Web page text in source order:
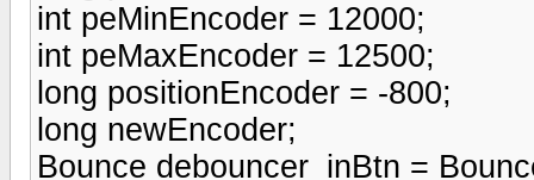
int peMinEncoder = 12000;
int peMaxEncoder = 12500;
long positionEncoder = -800;
long newEncoder;
Bounce debouncer_inBtn =